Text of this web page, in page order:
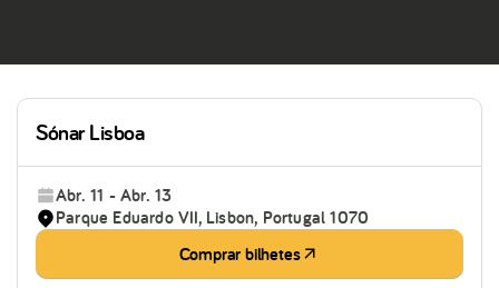
Sónar Lisboa
Abr. 11 - Abr. 13
Parque Eduardo VII, Lisbon, Portugal 1070
Comprar bilhetes